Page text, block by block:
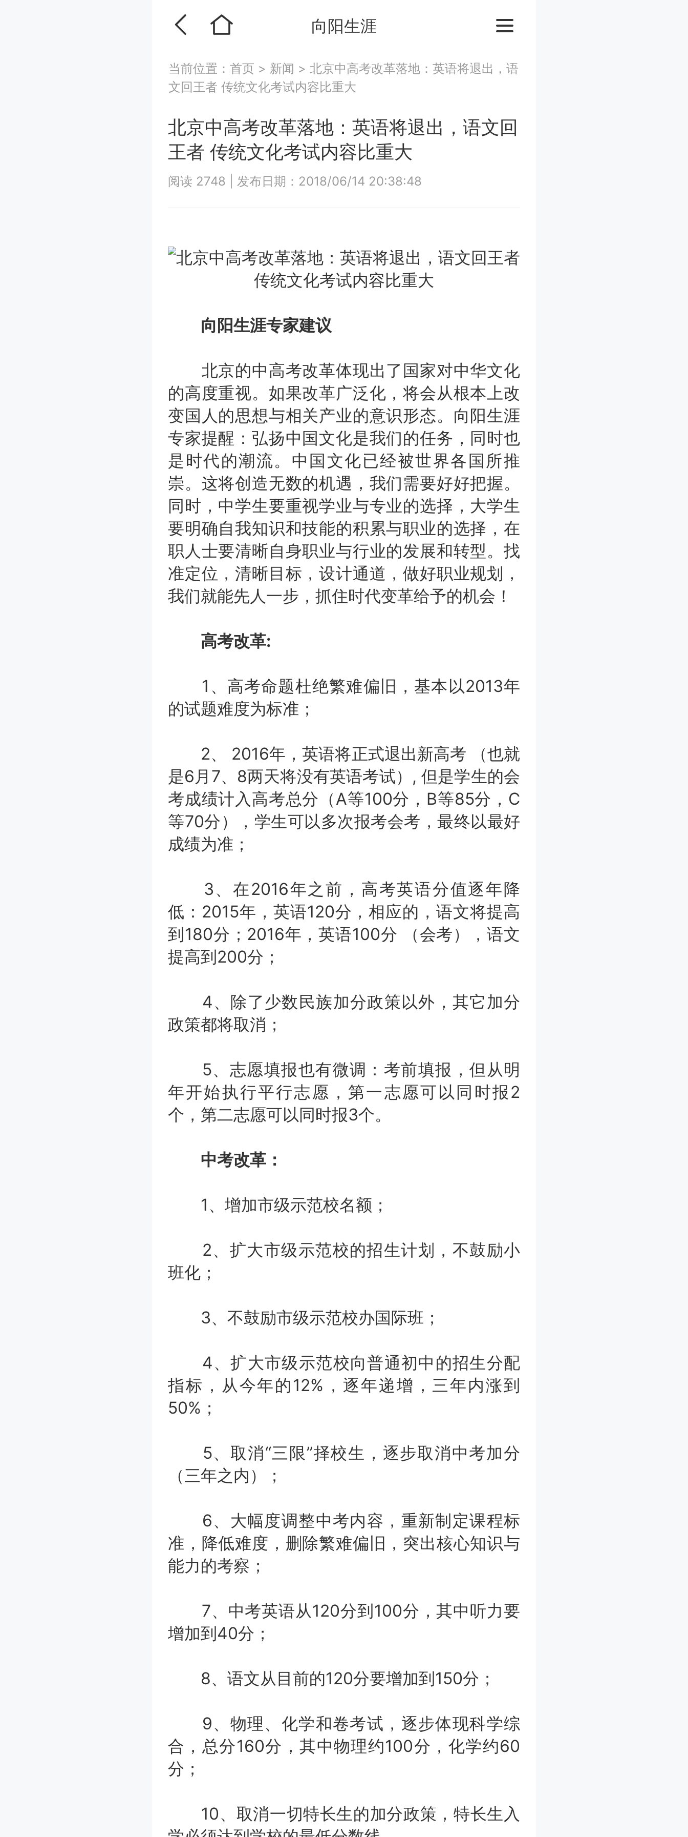
向阳生涯
当前位置： 首页 > 新闻 > 北京中高考改革落地：英语将退出，语
文回王者 传统文化考试内容比重大
北京中高考改革落地：英语将退出，语文回
王者 传统文化考试内容比重大
阅读 2748 发布日期：2018/06/14 20:38:48
向阳生涯专家建议
北京的中高考改革体现出了国家对中华文化
的高度重视。如果改革广泛化，将会从根本上改
变国人的思想与相关产业的意识形态。向阳生涯
专家提醒：弘扬中国文化是我们的任务，同时也
是时代的潮流。中国文化已经被世界各国所推
崇。这将创造无数的机遇，我们需要好好把握。
同时，中学生要重视学业与专业的选择，大学生
要明确自我知识和技能的积累与职业的选择，在
职人士要清晰自身职业与行业的发展和转型。找
准定位，清晰目标，设计通道，做好职业规划，
我们就能先人一步，抓住时代变革给予的机会！
高考改革:
1、高考命题杜绝繁难偏旧，基本以2013年
的试题难度为标准；
2、 2016年，英语将正式退出新高考 （也就
是6月7、8两天将没有英语考试）, 但是学生的会
考成绩计入高考总分（A等100分，B等85分，C
等70分），学生可以多次报考会考，最终以最好
成绩为准；
3、在2016年之前，高考英语分值逐年降
低：2015年，英语120分，相应的，语文将提高
到180分；2016年，英语100分 （会考），语文
提高到200分；
4、除了少数民族加分政策以外，其它加分
政策都将取消；
5、志愿填报也有微调：考前填报，但从明
年开始执行平行志愿，第一志愿可以同时报2
个，第二志愿可以同时报3个。
中考改革：
1、增加市级示范校名额；
2、扩大市级示范校的招生计划，不鼓励小
班化；
3、不鼓励市级示范校办国际班；
4、扩大市级示范校向普通初中的招生分配
指标，从今年的12%，逐年递增，三年内涨到
50%；
5、取消“三限”择校生，逐步取消中考加分
（三年之内）；
6、大幅度调整中考内容，重新制定课程标
准，降低难度，删除繁难偏旧，突出核心知识与
能力的考察；
7、中考英语从120分到100分，其中听力要
增加到40分；
8、语文从目前的120分要增加到150分；
9、物理、化学和卷考试，逐步体现科学综
合，总分160分，其中物理约100分，化学约60
分；
10、取消一切特长生的加分政策，特长生入